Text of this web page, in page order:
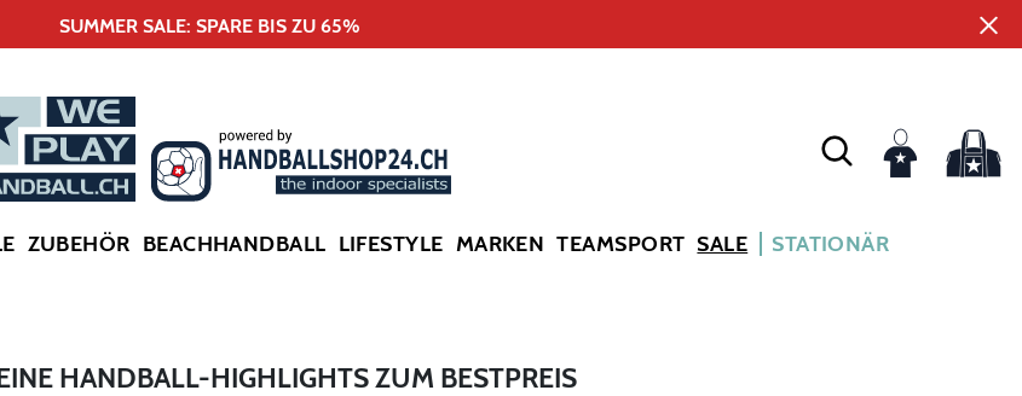
SUMMER SALE: SPARE BIS ZU 65%
ZUBEHÖR BEACHHANDBALL LIFESTYLE MARKEN TEAMSPORT SALE STATIONÄR
HANDBALL-HIGHLIGHTS ZUM BESTPREIS